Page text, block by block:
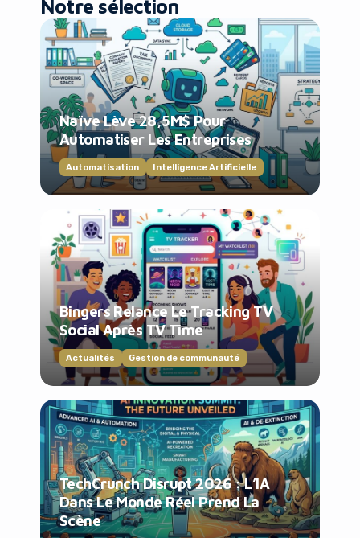
Notre sélection
Naïve Lève 28,5M$ Pour
Automatiser Les Entreprises
Automatisation Intelligence Artificielle
Bingers Relance Le Tracking TV
Social Après TV Time
Actualités Gestion de communauté
TechCrunch Disrupt 2026 : L’IA
Dans Le Monde Réel Prend La
Scène